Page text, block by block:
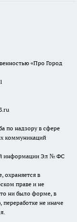
«Про Город
по надзору в сфере
коммуникаций
информации Эл № ФС
охраняется в
праве и не
ни было форме, в
не иначе